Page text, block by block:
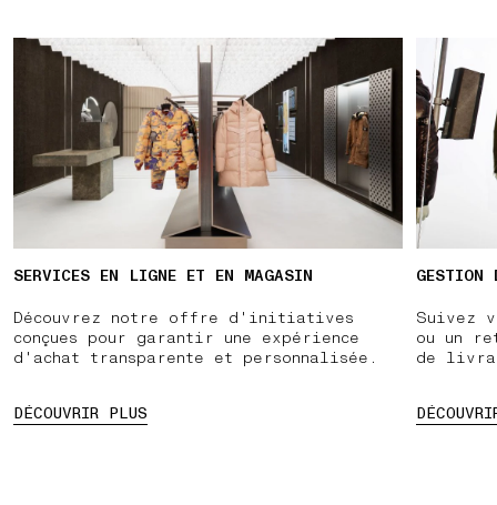
SERVICES EN LIGNE ET EN MAGASIN
Découvrez notre offre d'initiatives
conçues pour garantir une expérience
d'achat transparente et personnalisée.
DÉCOUVRIR PLUS
GESTION
Suivez
ou un
de